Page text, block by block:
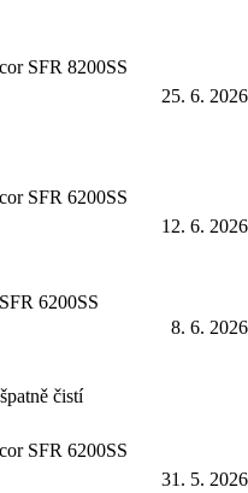
SFR 8200SS
25. 6. 2026
SFR 6200SS
12. 6. 2026
6200SS
8. 6. 2026
čistí
SFR 6200SS
31. 5. 2026